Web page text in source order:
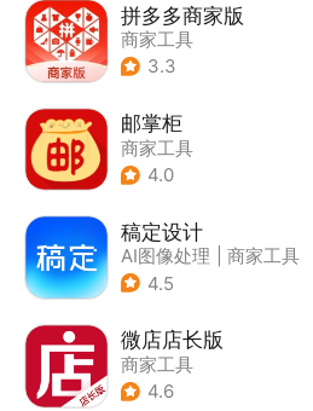
拼多多商家版
商家工具
3.3
邮掌柜
商家工具
4.0
稿定设计
AI图像处理
商家工具
4.5
微店店长版
商家工具
4.6